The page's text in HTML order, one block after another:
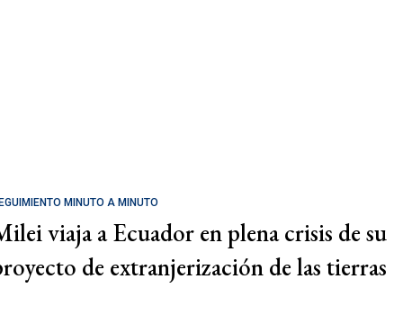
MINUTO A MINUTO
viaja a Ecuador en plena crisis de su
de extranjerización de las tierras